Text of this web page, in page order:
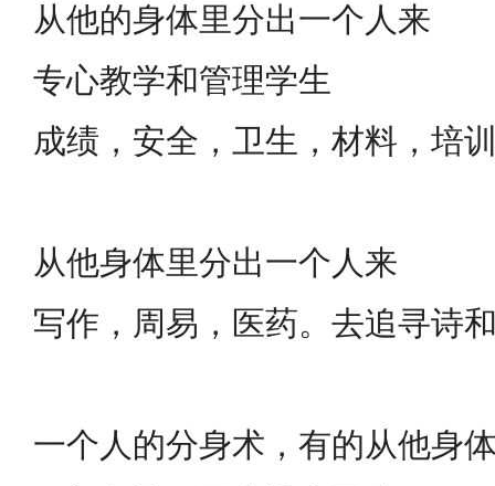
从他的身体里分出一个人来
专心教学和管理学生
成绩，安全，卫生，材料，
从他身体里分出一个人来
写作，周易，医药。去追寻诗
一个人的分身术，有的从他身